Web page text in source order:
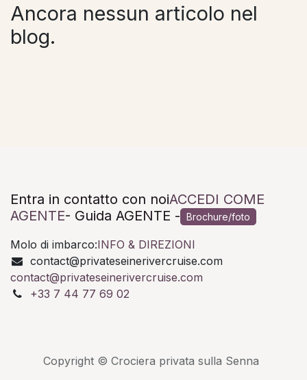
Ancora nessun articolo nel
blog.
Entra in contatto con noiACCEDI COME
AGENTE- Guida AGENTE - Brochure/foto
Molo di imbarco:INFO & DIREZIONI
contact@privateseinerivercruise.com
contact@privateseinerivercruise.com
+33 7 44 77 69 02
Copyright © Crociera privata sulla Senna